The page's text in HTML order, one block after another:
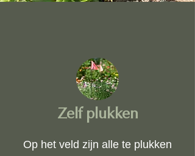
Zelf plukken
Op het veld zijn alle te plukken